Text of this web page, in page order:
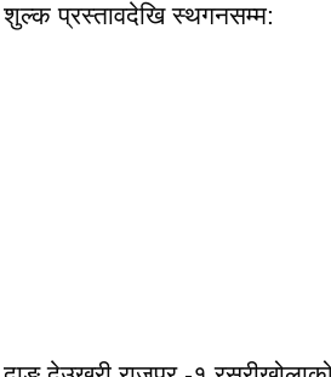
शुल्क प्रस्तावदेखि स्थगनसम्म: